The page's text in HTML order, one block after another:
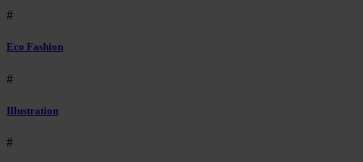
#
Eco Fashion
#
Illustration
#